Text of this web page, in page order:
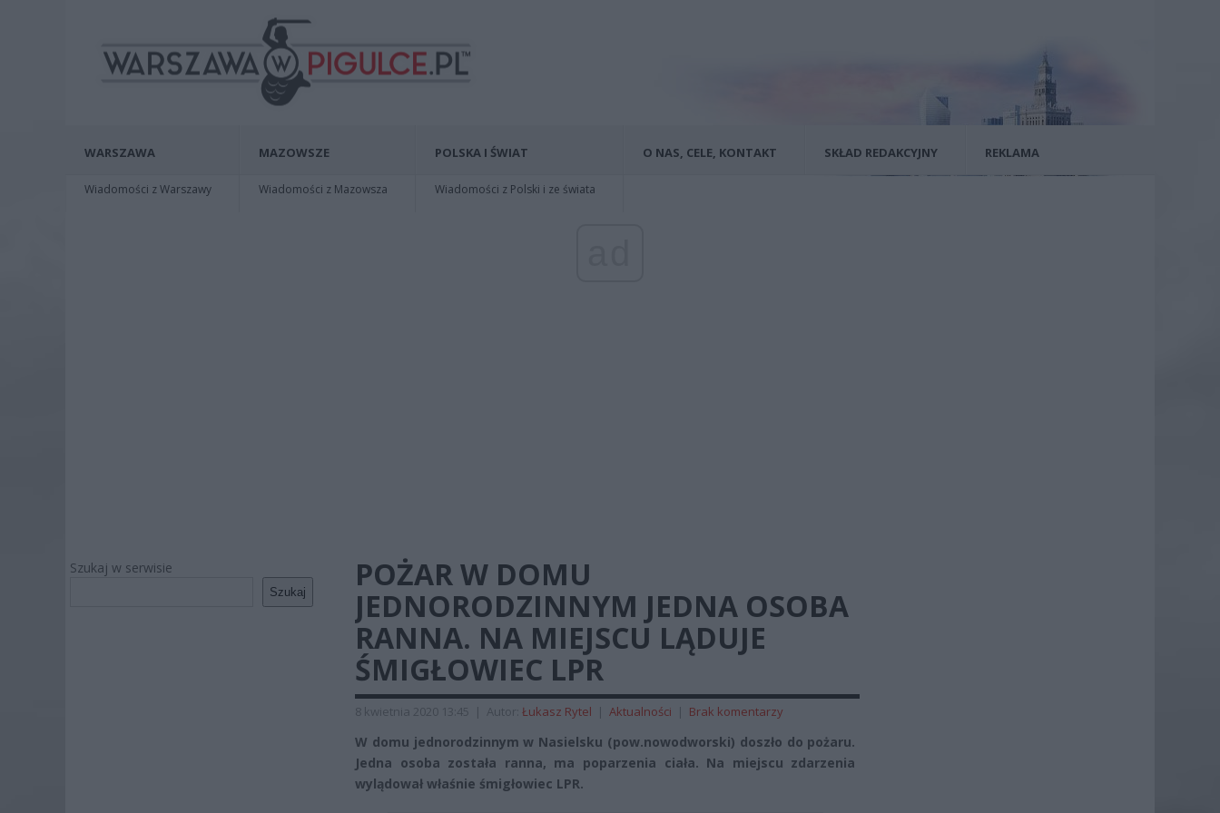
WARSZAWA
Wiadomości z Warszawy
MAZOWSZE
Wiadomości z Mazowsza
POLSKA I ŚWIAT
Wiadomości z Polski i ze świata
O NAS, CELE, KONTAKT SKŁAD REDAKCYJNY REKLAMA
Szukaj w serwisie
Szukaj
POŻAR W DOMU
JEDNORODZINNYM JEDNA OSOBA
RANNA. NA MIEJSCU LĄDUJE
ŚMIGŁOWIEC LPR
8 kwietnia 2020 13:45 | Autor: Łukasz Rytel | Aktualności | Brak komentarzy
W domu jednorodzinnym w Nasielsku (pow.nowodworski) doszło do pożaru.
Jedna osoba została ranna, ma poparzenia ciała. Na miejscu zdarzenia
wylądował właśnie śmigłowiec LPR.